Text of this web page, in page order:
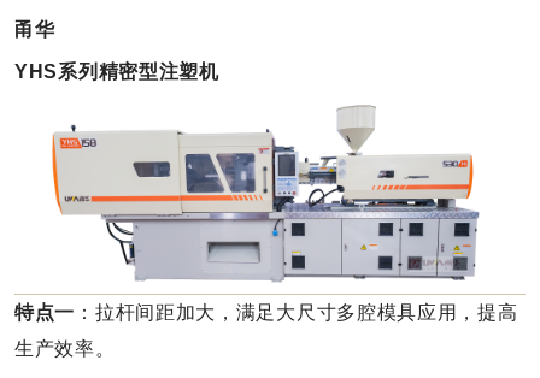
甬华
YHS系列精密型注塑机
特点一 ：拉杆间距加大，满足大尺寸多腔模具应用，提高
生产效率。